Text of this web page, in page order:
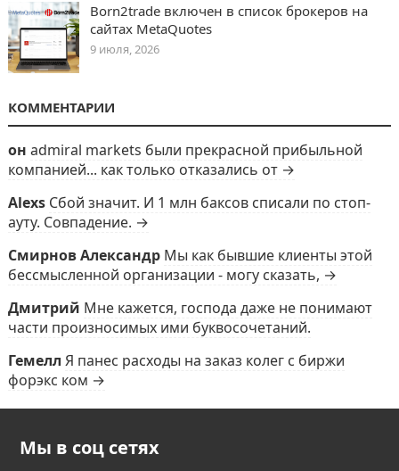
Born2trade включен в список брокеров на
сайтах MetaQuotes
9 июля, 2026
КОММЕНТАРИИ
он admiral markets были прекрасной прибыльной
компанией... как только отказались от →
Alexs Сбой значит. И 1 млн баксов списали по стоп-
ауту. Совпадение. →
Смирнов Александр Мы как бывшие клиенты этой
бессмысленной организации - могу сказать, →
Дмитрий Мне кажется, господа даже не понимают
части произносимых ими буквосочетаний.
Гемелл Я панес расходы на заказ колег с биржи
форэкс ком →
Мы в соц сетях